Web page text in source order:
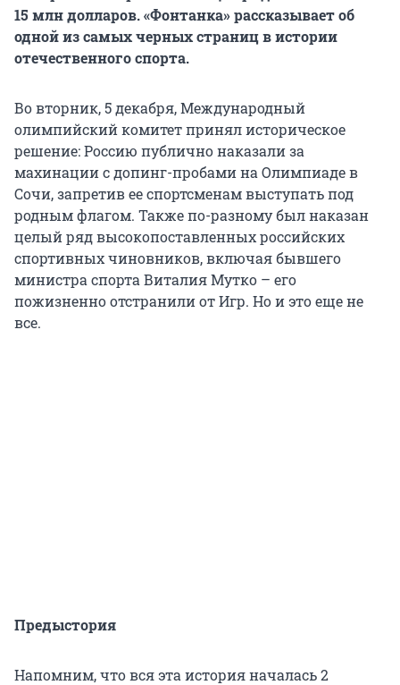
15 млн долларов. «Фонтанка» рассказывает об
одной из самых черных страниц в истории
отечественного спорта.
Во вторник, 5 декабря, Международный
олимпийский комитет принял историческое
решение: Россию публично наказали за
махинации с допинг-пробами на Олимпиаде в
Сочи, запретив ее спортсменам выступать под
родным флагом. Также по-разному был наказан
целый ряд высокопоставленных российских
спортивных чиновников, включая бывшего
министра спорта Виталия Мутко – его
пожизненно отстранили от Игр. Но и это еще не
все.
Предыстория
Напомним, что вся эта история началась 2